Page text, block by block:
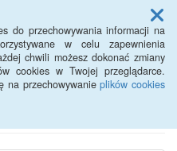
do przechowywania informacji na
w celu zapewnienia
chwili możesz dokonać zmiany
cookies w Twojej przeglądarce.
na przechowywanieplików cookies
Menu